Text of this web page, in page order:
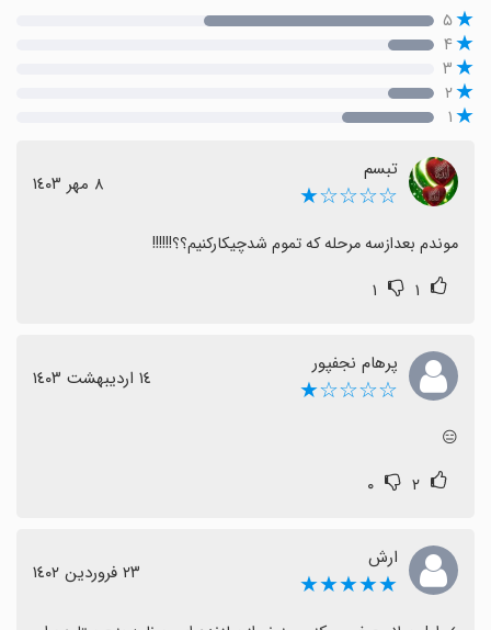
۵
۴
۳
۲
۱
تبسم
☆☆☆☆★ ٨ مهر ١٤٠٣
موندم بعدازسه مرحله که تموم شدچیکارکنیم؟؟!!!!!!
۱ ۱
پرهام نجفپور
☆☆☆☆★ ١٤ اردیبهشت ١٤٠٣
😑
۲ ۰
ارش
★★★★★ ٢٣ فروردین ١٤٠٢